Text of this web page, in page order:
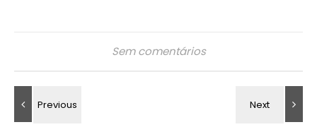
Sem comentários